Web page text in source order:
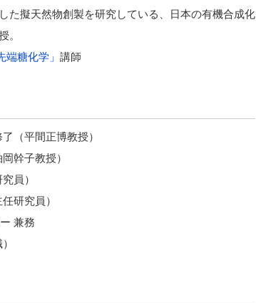
た擬天然物創製を研究している、日本の有機合成化
。
糖化学」 講師
（平間正博教授）
幹子教授）
員）
研究員）
兼務